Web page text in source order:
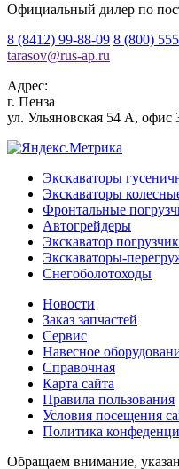
Официальный дилер по
8 (8412) 99-88-09 8 (800)
tarasov@rus-ap.ru
Адрес:
г. Пенза
ул. Ульяновская 54 А, офис
Экскаваторы
Экскаваторы
Фронтальные
Автогрейдеры
Экскаватор
Экскаваторы-
Снегоболотоходы
Новости
Заказ запчастей
Сервис
Навесное
Справочная
Карта сайта
Правила пользования
Условия посещения
Политика
Обращаем внимание,